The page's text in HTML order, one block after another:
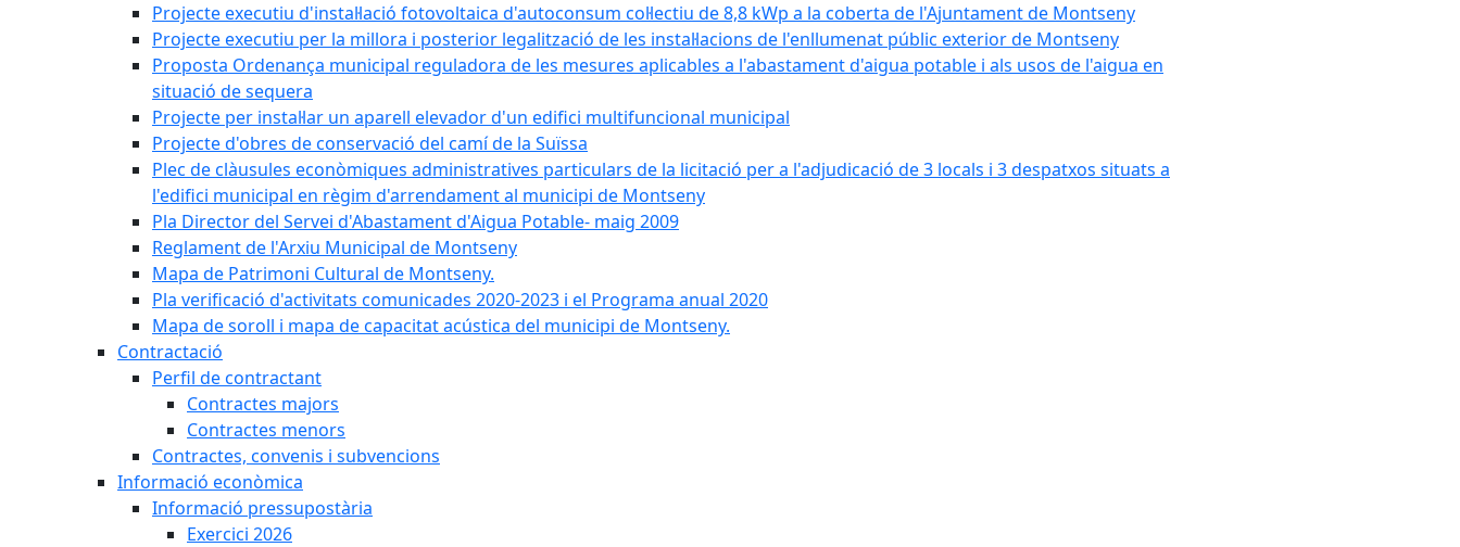
Projecte executiu d'instal·lació fotovoltaica d'autoconsum col·lectiu de 8,8 kWp a la coberta de l'Ajuntament de Montseny
Projecte executiu per la millora i posterior legalització de les instal·lacions de l'enllumenat públic exterior de Montseny
Proposta Ordenança municipal reguladora de les mesures aplicables a l'abastament d'aigua potable i als usos de l'aigua en
situació de sequera
Projecte per instal·lar un aparell elevador d'un edifici multifuncional municipal
Projecte d'obres de conservació del camí de la Suïssa
Plec de clàusules econòmiques administratives particulars de la licitació per a l'adjudicació de 3 locals i 3 despatxos situats a
l'edifici municipal en règim d'arrendament al municipi de Montseny
Pla Director del Servei d'Abastament d'Aigua Potable- maig 2009
Reglament de l'Arxiu Municipal de Montseny
Mapa de Patrimoni Cultural de Montseny.
Pla verificació d'activitats comunicades 2020-2023 i el Programa anual 2020
Mapa de soroll i mapa de capacitat acústica del municipi de Montseny.
Contractació
Perfil de contractant
Contractes majors
Contractes menors
Contractes, convenis i subvencions
Informació econòmica
Informació pressupostària
Exercici 2026